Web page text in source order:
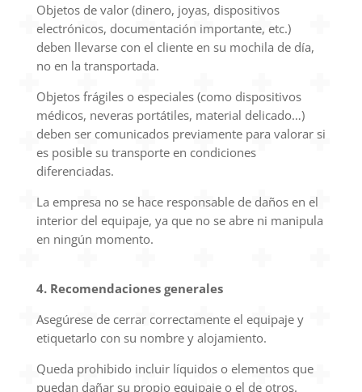
Objetos de valor (dinero, joyas, dispositivos
electrónicos, documentación importante, etc.)
deben llevarse con el cliente en su mochila de día,
no en la transportada.
Objetos frágiles o especiales (como dispositivos
médicos, neveras portátiles, material delicado…)
deben ser comunicados previamente para valorar si
es posible su transporte en condiciones
diferenciadas.
La empresa no se hace responsable de daños en el
interior del equipaje, ya que no se abre ni manipula
en ningún momento.
4. Recomendaciones generales
Asegúrese de cerrar correctamente el equipaje y
etiquetarlo con su nombre y alojamiento.
Queda prohibido incluir líquidos o elementos que
puedan dañar su propio equipaje o el de otros.